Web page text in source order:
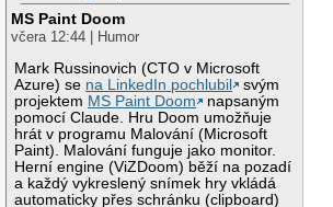
MS Paint Doom
včera 12:44 | Humor
Mark Russinovich (CTO v Microsoft
Azure) se na LinkedIn pochlubil
svým
projektem MS Paint Doom
napsaným
pomocí Claude. Hru Doom umožňuje
hrát v programu Malování (Microsoft
Paint). Malování funguje jako monitor.
Herní engine (ViZDoom) běží na pozadí
a každý vykreslený snímek hry vkládá
automaticky přes schránku (clipboard)